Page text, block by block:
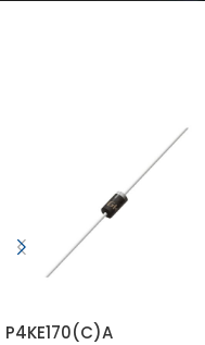
P4KE170(C)A